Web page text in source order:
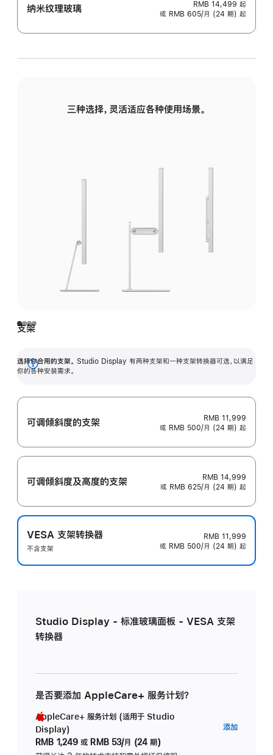
纳米纹理玻璃 RMB 14,499 起
或 RMB 605/月 (24 期) 起
三种选择，灵活适应各种使用场景。
支架
选择你合用的支架。 Studio Display 有两种支架和一种支架转换器可选，以满足
你的各种安装需求。
展
可调倾斜度的支架
RMB 11,999
或 RMB 500/月 (24 期) 起
可调倾斜度及高‍度的支‍架
RMB 14,999
或 RMB 625/月 (24 期) 起
VESA 支架转换器
不含支架
RMB 11,999
或 RMB 500/月 (24 期) 起
Studio Display - 标准玻璃面板 - VESA 支架
转换器
是否要添加 AppleCare+ 服务计划？
AppleCare+ 服务计划 (适用于 Studio
Display)
RMB 1,249 或 RMB 53/月 (24 期)
添加